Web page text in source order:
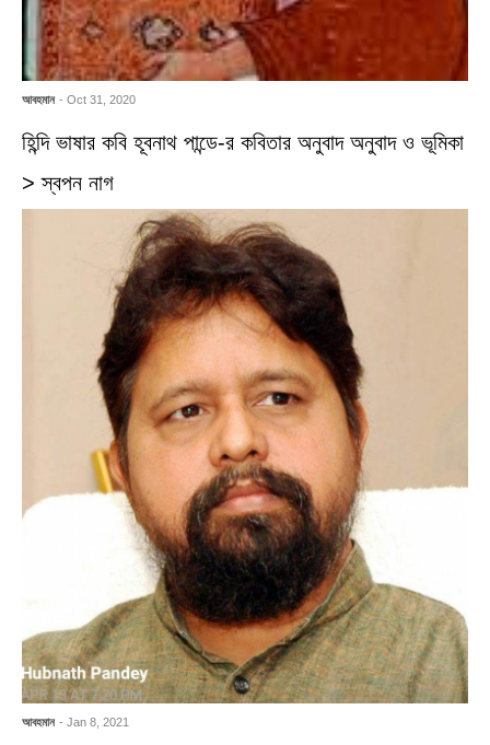
আবহমান - Oct 31, 2020
হিন্দি ভাষার কবি হূবনাথ পান্ডে-র কবিতার অনুবাদ অনুবাদ ও ভূমিকা
> স্বপন নাগ
আবহমান - Jan 8, 2021